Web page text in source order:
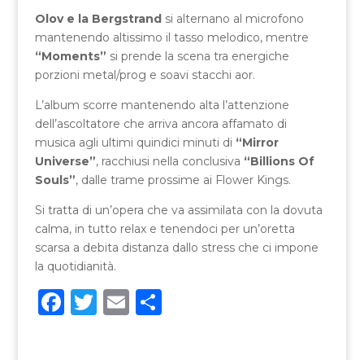
Olov e la Bergstrandsi alternano al microfono
mantenendo altissimo il tasso melodico, mentre
“Moments” si prende la scena tra energiche
porzioni metal/prog e soavi stacchi aor.
L’album scorre mantenendo alta l’attenzione
dell’ascoltatore che arriva ancora affamato di
musica agli ultimi quindici minuti di “Mirror
Universe”, racchiusi nella conclusiva “Billions Of
Souls”, dalle trame prossime ai Flower Kings.
Si tratta di un’opera che va assimilata con la dovuta
calma, in tutto relax e tenendoci per un’oretta
scarsa a debita distanza dallo stress che ci impone
la quotidianità.
F T E C